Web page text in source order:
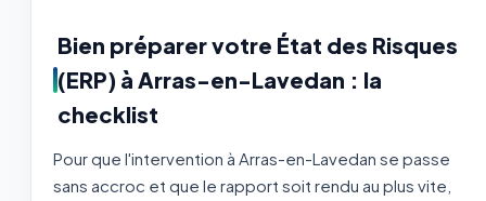
Bien préparer votre État des Risques
(ERP) à Arras-en-Lavedan : la
checklist
Pour que l'intervention à Arras-en-Lavedan se passe
sans accroc et que le rapport soit rendu au plus vite,